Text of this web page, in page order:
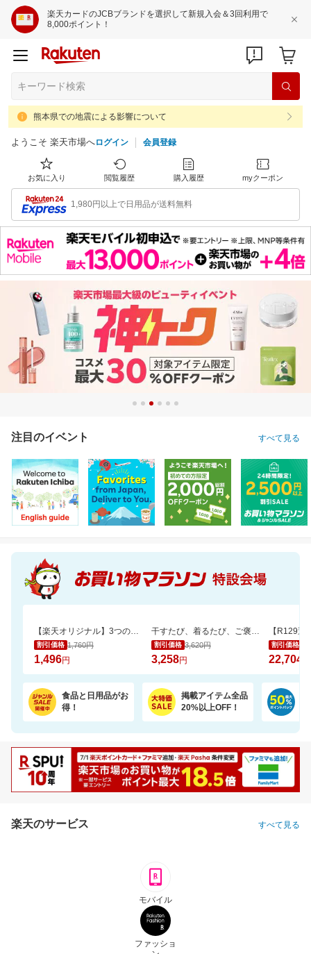
楽天カードのJCBブランドを選択して新規入会＆3回利用で
8,000ポイント！
熊本県での地震による影響について
ようこそ 楽天市場へログイン 会員登録
お気に入り 閲覧履歴 購入履歴 myクーポン
1,980円以上で日用品が送料無料
注目のイベント すべて見る
【楽天オリジナル】3つのカラー選べる、立体マスク＼約3か月使える大容量／
割引価格 1,760円
1,496円
干すたび、着るたび、ご褒美の香り。洗浄・抗菌・消臭・柔軟・香りを1粒に凝縮。
割引価格 3,620円
3,258円
割引価格
22,704
食品と日用品がお
得！
掲載アイテム全品
20%以上OFF！
楽天のサービス すべて見る
モバイル
ファッショ